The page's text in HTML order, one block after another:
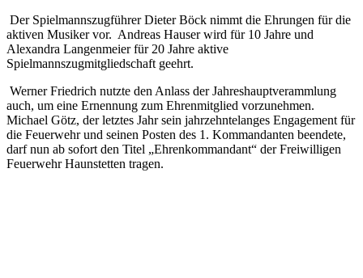
Der Spielmannszugführer Dieter Böck nimmt die Ehrungen für die
aktiven Musiker vor. Andreas Hauser wird für 10 Jahre und
Alexandra Langenmeier für 20 Jahre aktive
Spielmannszugmitgliedschaft geehrt.
Werner Friedrich nutzte den Anlass der Jahreshauptverammlung
auch, um eine Ernennung zum Ehrenmitglied vorzunehmen.
Michael Götz, der letztes Jahr sein jahrzehntelanges Engagement für
die Feuerwehr und seinen Posten des 1. Kommandanten beendete,
darf nun ab sofort den Titel „Ehrenkommandant“ der Freiwilligen
Feuerwehr Haunstetten tragen.